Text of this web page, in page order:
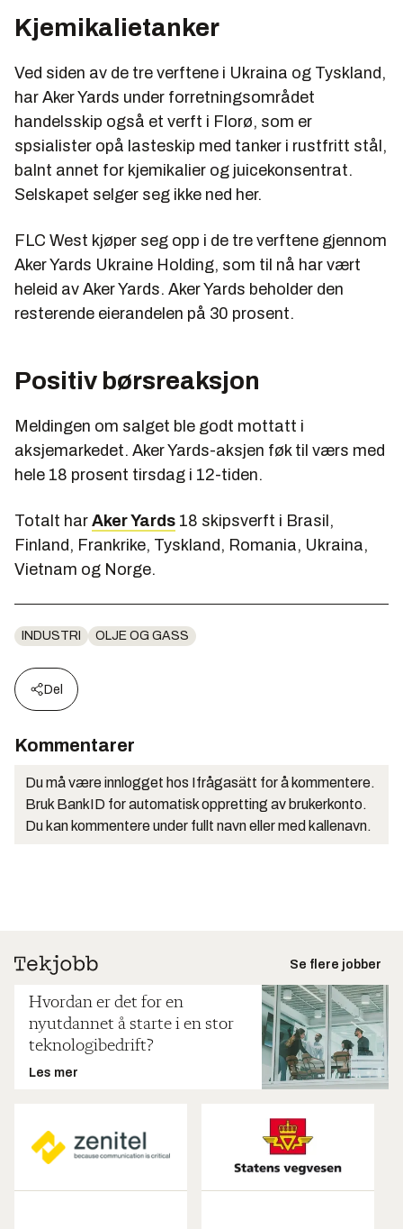
Kjemikalietanker
Ved siden av de tre verftene i Ukraina og Tyskland,
har Aker Yards under forretningsområdet
handelsskip også et verft i Florø, som er
spsialister opå lasteskip med tanker i rustfritt stål,
balnt annet for kjemikalier og juicekonsentrat.
Selskapet selger seg ikke ned her.
FLC West kjøper seg opp i de tre verftene gjennom
Aker Yards Ukraine Holding, som til nå har vært
heleid av Aker Yards. Aker Yards beholder den
resterende eierandelen på 30 prosent.
Positiv børsreaksjon
Meldingen om salget ble godt mottatt i
aksjemarkedet. Aker Yards-aksjen føk til værs med
hele 18 prosent tirsdag i 12-tiden.
Totalt har Aker Yards 18 skipsverft i Brasil,
Finland, Frankrike, Tyskland, Romania, Ukraina,
Vietnam og Norge.
INDUSTRI OLJE OG GASS
Del
Kommentarer
Du må være innlogget hos Ifrågasätt for å kommentere.
Bruk BankID for automatisk oppretting av brukerkonto.
Du kan kommentere under fullt navn eller med kallenavn.
Se flere jobber
Hvordan er det for en
nyutdannet å starte i en stor
teknologibedrift?
Les mer